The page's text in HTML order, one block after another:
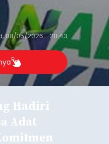
peserta
Upah (PBPU)
tetap.
08/05/2026 - 20:43
Hadiri
Adat